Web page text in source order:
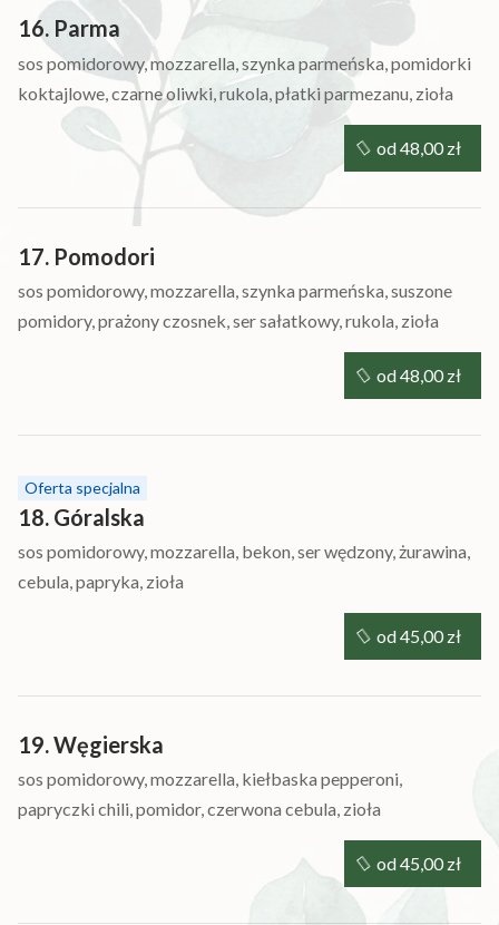
16. Parma
sos pomidorowy, mozzarella, szynka parmeńska, pomidorki
koktajlowe, czarne oliwki, rukola, płatki parmezanu, zioła
17. Pomodori
sos pomidorowy, mozzarella, szynka parmeńska, suszone
pomidory, prażony czosnek, ser sałatkowy, rukola, zioła
Oferta specjalna
18. Góralska
sos pomidorowy, mozzarella, bekon, ser wędzony, żurawina,
cebula, papryka, zioła
19. Węgierska
sos pomidorowy, mozzarella, kiełbaska pepperoni,
papryczki chili, pomidor, czerwona cebula, zioła